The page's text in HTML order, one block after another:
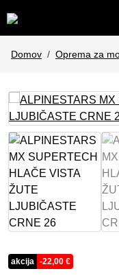
Domov Oprema za
akcija -22,00 €